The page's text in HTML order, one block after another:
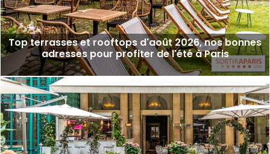
Top terrasses et rooftops d'août 2026, nos bonnes
adresses pour profiter de l'été à Paris